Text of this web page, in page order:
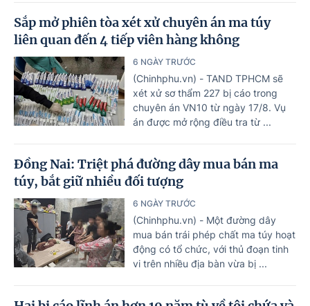
Sắp mở phiên tòa xét xử chuyên án ma túy
liên quan đến 4 tiếp viên hàng không
6 NGÀY TRƯỚC
(Chinhphu.vn) - TAND TPHCM sẽ
xét xử sơ thẩm 227 bị cáo trong
chuyên án VN10 từ ngày 17/8. Vụ
án được mở rộng điều tra từ ...
Đồng Nai: Triệt phá đường dây mua bán ma
túy, bắt giữ nhiều đối tượng
6 NGÀY TRƯỚC
(Chinhphu.vn) - Một đường dây
mua bán trái phép chất ma túy hoạt
động có tổ chức, với thủ đoạn tinh
vi trên nhiều địa bàn vừa bị ...